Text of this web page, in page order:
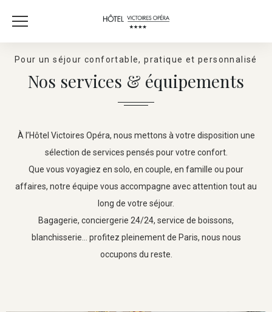
Nos services & équipements
Pour un séjour confortable, pratique et personnalisé
À l’Hôtel Victoires Opéra, nous mettons à votre disposition une
sélection de services pensés pour votre confort.
Que vous voyagiez en solo, en couple, en famille ou pour
affaires, notre équipe vous accompagne avec attention tout au
long de votre séjour.
Bagagerie, conciergerie 24/24, service de boissons,
blanchisserie… profitez pleinement de Paris, nous nous
occupons du reste.